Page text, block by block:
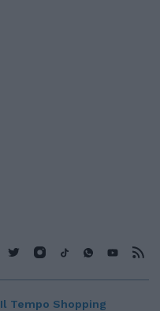
Il Tempo Shopping